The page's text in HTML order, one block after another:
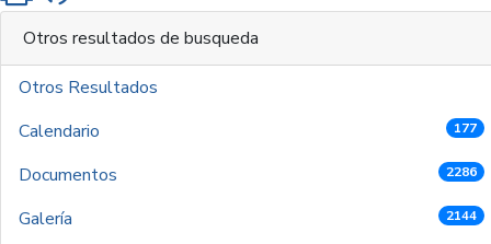
Otros resultados de busqueda
Otros Resultados
Calendario
177
Documentos 2286
Galería 2144